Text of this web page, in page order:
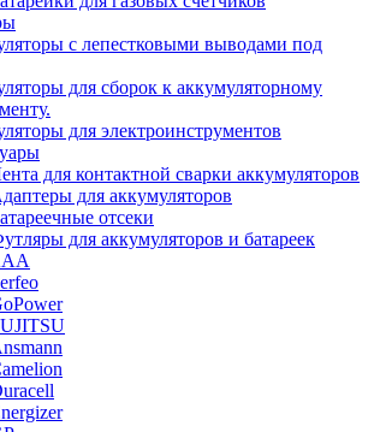
с лепестковыми выводами под
для сборок к аккумуляторному
для электроинструментов
для контактной сварки аккумуляторов
для аккумуляторов
отсеки
для аккумуляторов и батареек